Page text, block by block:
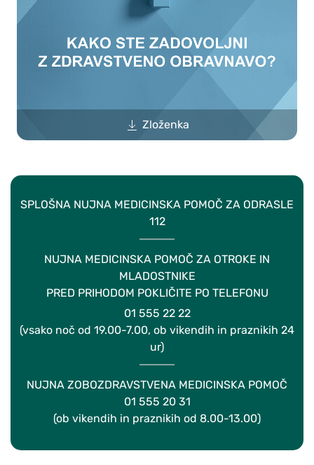
Zloženka
SPLOŠNA NUJNA MEDICINSKA POMOČ ZA ODRASLE
112
NUJNA MEDICINSKA POMOČ ZA OTROKE IN
MLADOSTNIKE
PRED PRIHODOM POKLIČITE PO TELEFONU
01 555 22 22
(vsako noč od 19.00-7.00, ob vikendih in praznikih 24
ur)
NUJNA ZOBOZDRAVSTVENA MEDICINSKA POMOČ
01 555 20 31
(ob vikendih in praznikih od 8.00-13.00)